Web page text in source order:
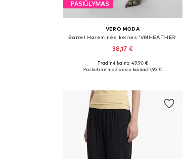
PASIŪLYMAS
VERO MODA
Barrel Hareminės kelnės 'VMHEATHER'
38,17 €
Galimi dydžiai: XS, S, M
Pradinė kaina: 49,90 €
Paskutinė mažiausia kaina:27,93 €